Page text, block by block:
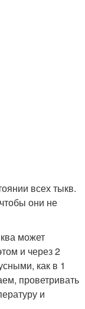
всех тыкв.
они не
может
и через 2
как в 1
проветривать
и